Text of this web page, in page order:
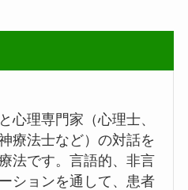
心理専門家（心理士、
療法士など）の対話を
法です。言語的、非言
ションを通して、患者